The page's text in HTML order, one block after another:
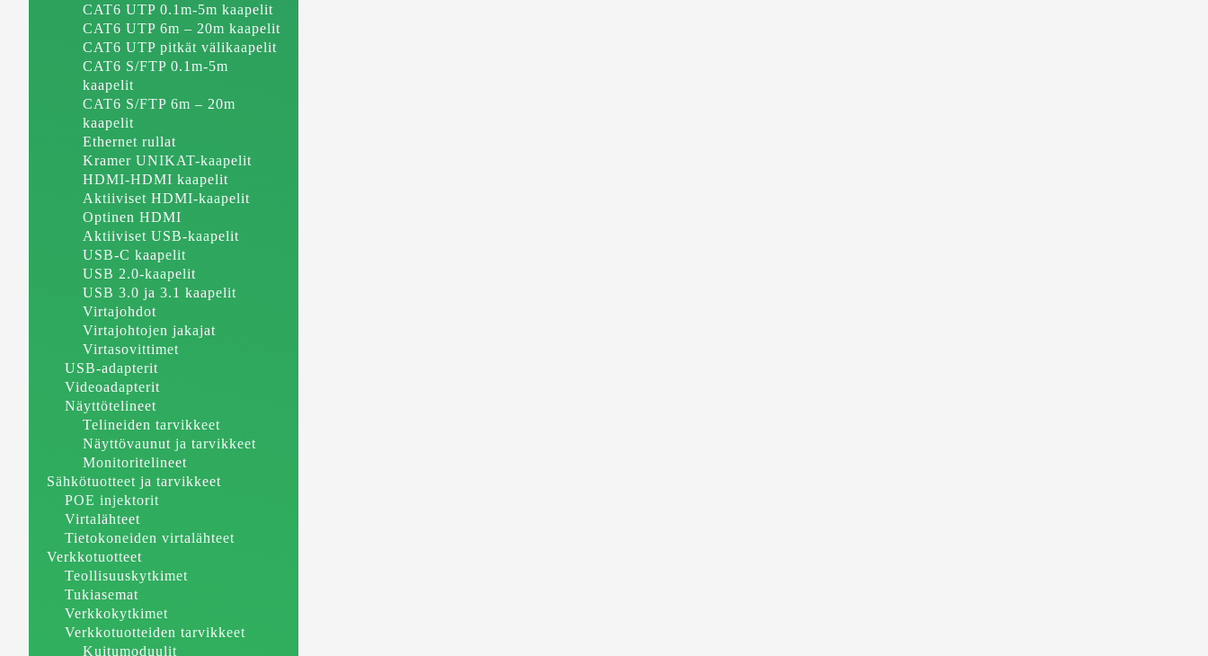
CAT6 UTP 0.1m-5m kaapelit
CAT6 UTP 6m – 20m kaapelit
CAT6 UTP pitkät välikaapelit
CAT6 S/FTP 0.1m-5m
kaapelit
CAT6 S/FTP 6m – 20m
kaapelit
Ethernet rullat
Kramer UNIKAT-kaapelit
HDMI-HDMI kaapelit
Aktiiviset HDMI-kaapelit
Optinen HDMI
Aktiiviset USB-kaapelit
USB-C kaapelit
USB 2.0-kaapelit
USB 3.0 ja 3.1 kaapelit
Virtajohdot
Virtajohtojen jakajat
Virtasovittimet
USB-adapterit
Videoadapterit
Näyttötelineet
Telineiden tarvikkeet
Näyttövaunut ja tarvikkeet
Monitoritelineet
Sähkötuotteet ja tarvikkeet
POE injektorit
Virtalähteet
Tietokoneiden virtalähteet
Verkkotuotteet
Teollisuuskytkimet
Tukiasemat
Verkkokytkimet
Verkkotuotteiden tarvikkeet
Kuitumoduulit